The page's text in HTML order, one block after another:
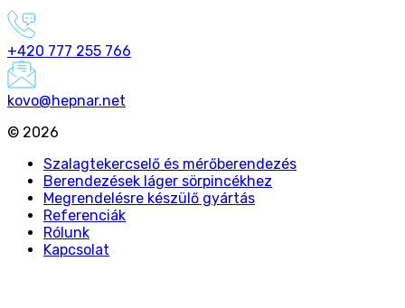
+420 777 255 766
kovo@hepnar.net
© 2026
Szalagtekercselő és mérőberendezés
Berendezések láger sörpincékhez
Megrendelésre készülő gyártás
Referenciák
Rólunk
Kapcsolat